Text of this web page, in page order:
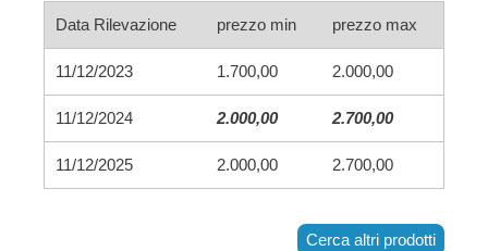
Data Rilevazione prezzo min prezzo max
11/12/2023 1.700,00 2.000,00
11/12/2024 2.000,00 2.700,00
11/12/2025 2.000,00 2.700,00
Cerca altri prodotti